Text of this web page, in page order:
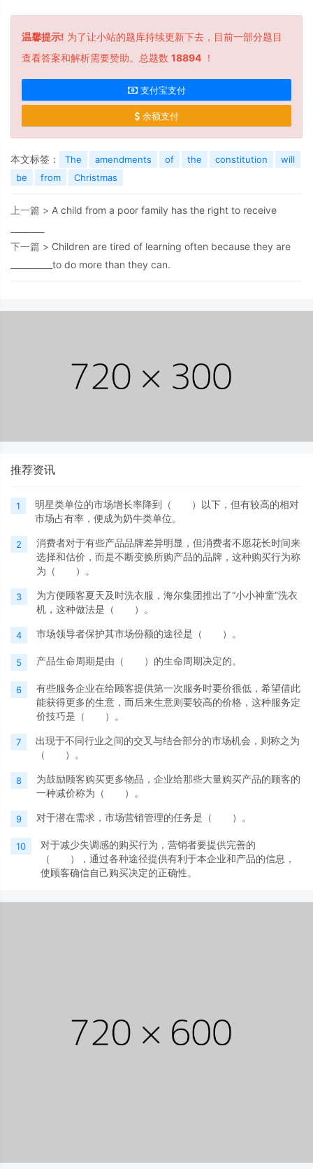
温馨提示! 为了让小站的题库持续更新下去，目前一部分题目
查看答案和解析需要赞助。总题数 18894 ！
支付宝支付
余额支付
本文标签： The amendments of the constitution
will
be
from Christmas
上一篇 > A child from a poor family has the right to receive
下一篇 > Children are tired of learning often because they are
__________to do more than they can.
推荐资讯
1
明星类单位的市场增长率降到（ ）以下，但有较高的相对
市场占有率，便成为奶牛类单位。
2
消费者对于有些产品品牌差异明显，但消费者不愿花长时间来
选择和估价，而是不断变换所购产品的品牌，这种购买行为称
为（ ）。
3
为方便顾客夏天及时洗衣服，海尔集团推出了“小小神童”洗衣
机，这种做法是（ ）。
4 市场领导者保护其市场份额的途径是（ ）。
5 产品生命周期是由（ ）的生命周期决定的。
6
有些服务企业在给顾客提供第一次服务时要价很低，希望借此
能获得更多的生意，而后来生意则要较高的价格，这种服务定
价技巧是（ ）。
7
出现于不同行业之间的交叉与结合部分的市场机会，则称之为
（ ）。
8
为鼓励顾客购买更多物品，企业给那些大量购买产品的顾客的
一种减价称为（ ）。
9 对于潜在需求，市场营销管理的任务是（ ）。
10
对于减少失调感的购买行为，营销者要提供完善的
（ ），通过各种途径提供有利于本企业和产品的信息，
使顾客确信自己购买决定的正确性。